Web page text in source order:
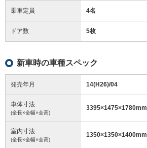
乗車定員 4名
ドア数 5枚
新車時の車種スペック
発売年月 14(H26)/04
車体寸法
(全長×全幅×全高)
3395×1475×1780mm
室内寸法
(全長×全幅×全高)
1350×1350×1400mm